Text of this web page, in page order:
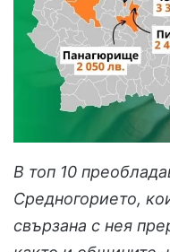
В топ 10
Средногорието,
свързана с нея